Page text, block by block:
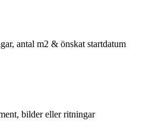
antal m2 & önskat startdatum
bilder eller ritningar